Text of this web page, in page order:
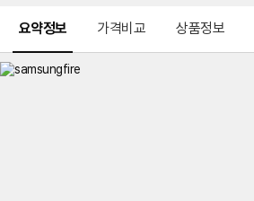
선
택
약
정
요약정보 가격비교 상품정보